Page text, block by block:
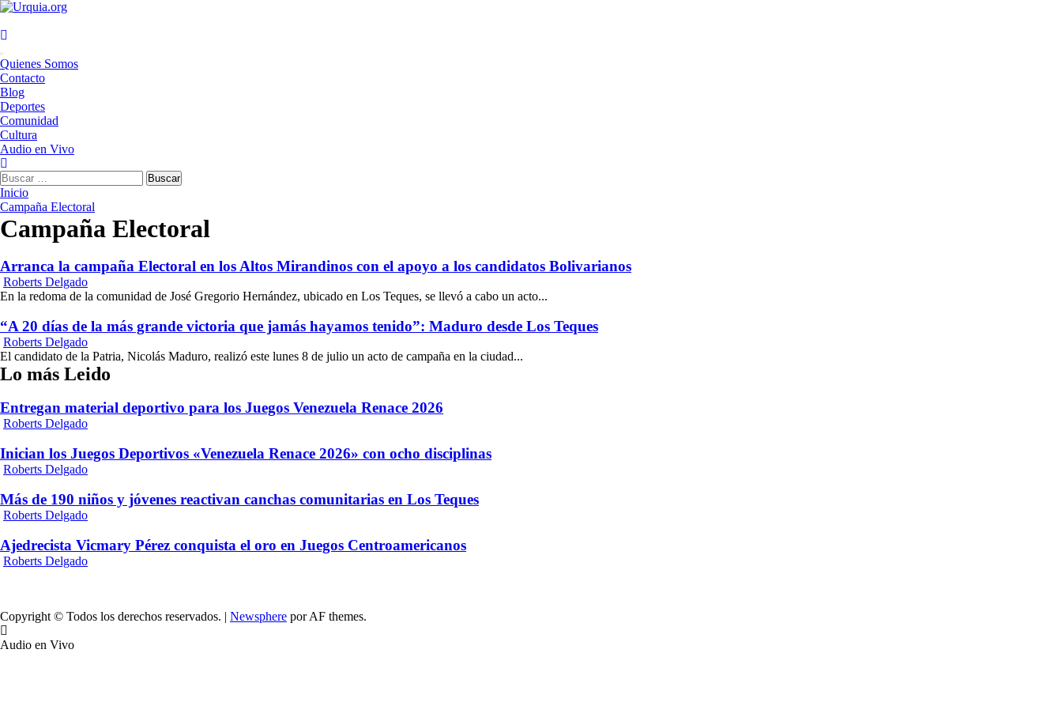
Saltar
contenido
Menú
principal
Quienes Somos
Contacto
Blog
Deportes
Comunidad
Cultura
Audio en Vivo
Buscar:
Inicio
Campaña Electoral
Campaña Electoral
Arranca la campaña Electoral en los Altos Mirandinos con el apoyo a los candidatos Bolivarianos
Roberts Delgado
En la redoma de la comunidad de José Gregorio Hernández, ubicado en Los Teques, se llevó a cabo un acto...
“A 20 días de la más grande victoria que jamás hayamos tenido”: Maduro desde Los Teques
Roberts Delgado
El candidato de la Patria, Nicolás Maduro, realizó este lunes 8 de julio un acto de campaña en la ciudad...
Lo más Leido
Entregan material deportivo para los Juegos Venezuela Renace 2026
Roberts Delgado
Inician los Juegos Deportivos «Venezuela Renace 2026» con ocho disciplinas
Roberts Delgado
Más de 190 niños y jóvenes reactivan canchas comunitarias en Los Teques
Roberts Delgado
Ajedrecista Vicmary Pérez conquista el oro en Juegos Centroamericanos
Roberts Delgado
Copyright © Todos los derechos reservados. | Newsphere por AF themes.
Audio en Vivo